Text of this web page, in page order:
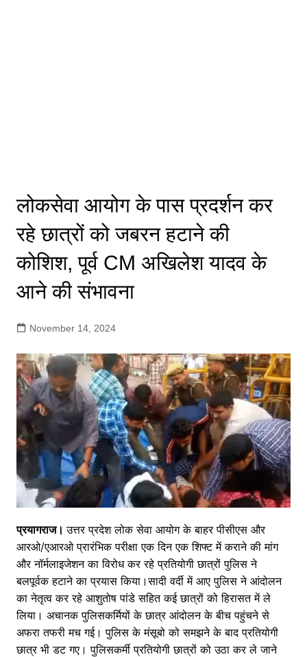
लोकसेवा आयोग के पास प्रदर्शन कर
रहे छात्रों को जबरन हटाने की
कोशिश, पूर्व CM अखिलेश यादव के
आने की संभावना
November 14, 2024
प्रयागराज।उत्तर प्रदेश लोक सेवा आयोग के बाहर पीसीएस और
आरओ/एआरओ प्रारंभिक परीक्षा एक दिन एक शिफ्ट में कराने की मांग
और नॉर्मलाइजेशन का विरोध कर रहे प्रतियोगी छात्रों पुलिस ने
बलपूर्वक हटाने का प्रयास किया।सादी वर्दी में आए पुलिस ने आंदोलन
का नेतृत्व कर रहे आशुतोष पांडे सहित कई छात्रों को हिरासत में ले
लिया। अचानक पुलिसकर्मियों के छात्र आंदोलन के बीच पहुंचने से
अफरा तफरी मच गई। पुलिस के मंसूबो को समझने के बाद प्रतियोगी
छात्र भी डट गए। पुलिसकर्मी प्रतियोगी छात्रों को उठा कर ले जाने